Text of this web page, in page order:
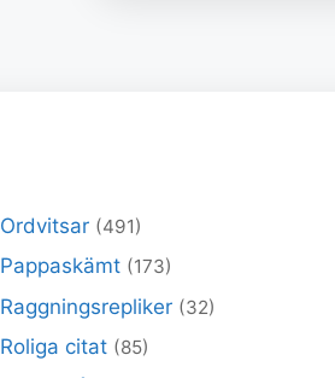
Ordvitsar (491)
Pappaskämt (173)
Raggningsrepliker (32)
Roliga citat (85)